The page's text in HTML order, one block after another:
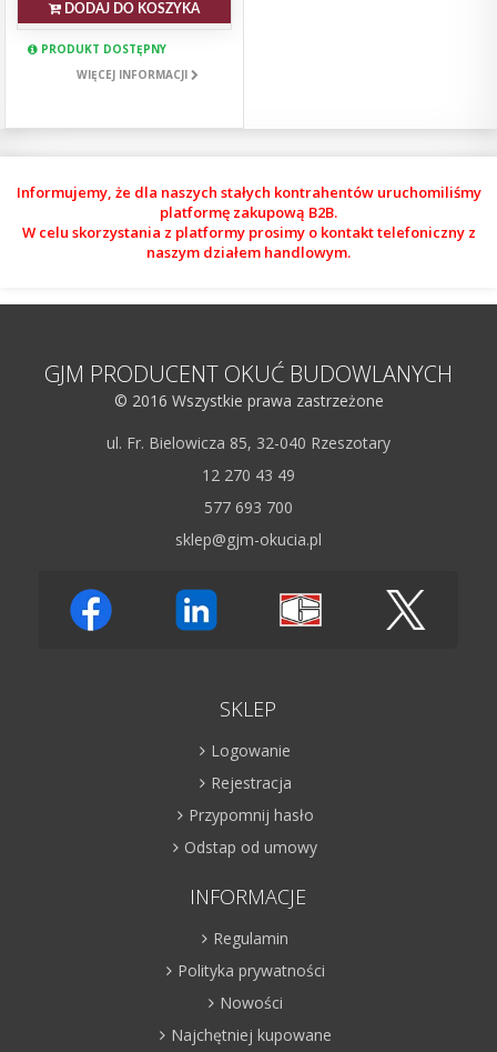
DODAJ DO KOSZYKA
PRODUKT DOSTĘPNY
WIĘCEJ INFORMACJI
Informujemy, że dla naszych stałych kontrahentów uruchomiliśmy
platformę zakupową B2B.
W celu skorzystania z platformy prosimy o kontakt telefoniczny z
naszym działem handlowym.
GJM PRODUCENT OKUĆ BUDOWLANYCH
© 2016 Wszystkie prawa zastrzeżone
ul. Fr. Bielowicza 85, 32-040 Rzeszotary
12 270 43 49
577 693 700
sklep@gjm-okucia.pl
SKLEP
Logowanie
Rejestracja
Przypomnij hasło
Odstap od umowy
INFORMACJE
Regulamin
Polityka prywatności
Nowości
Najchętniej kupowane